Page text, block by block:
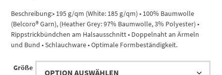
Beschreibung:• 195 g/qm (White: 185 g/qm) • 100% Baumwolle
(Belcoro® Garn), (Heather Grey: 97% Baumwolle, 3% Polyester) •
Rippstrickbündchen am Halsausschnitt • Doppelnaht an Ärmeln
und Bund • Schlauchware • Optimale Formbeständigkeit.
Größe